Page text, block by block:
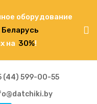
оборудование
Беларусь
на 30%!
(44) 599-00-55